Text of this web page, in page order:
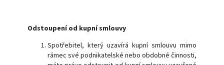
Odstoupení od kupní smlouvy
Spotřebitel, který uzavírá kupní smlouvu mimo
rámec své podnikatelské nebo obdobné činnosti,